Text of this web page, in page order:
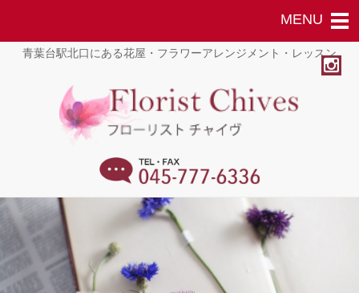
青葉台駅北口にある花屋・フラワーアレンジメント・レッスン